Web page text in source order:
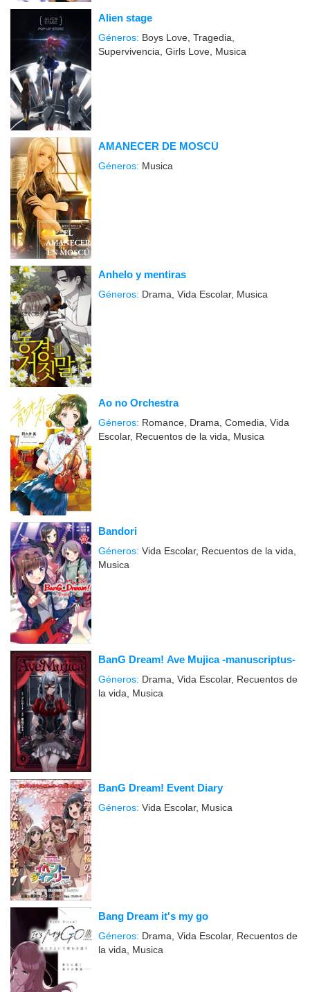
Alien stage
Géneros: Boys Love, Tragedia,
Supervivencia, Girls Love, Musica
AMANECER DE MOSCÚ
Géneros: Musica
Anhelo y mentiras
Géneros: Drama, Vida Escolar, Musica
Ao no Orchestra
Géneros: Romance, Drama, Comedia, Vida
Escolar, Recuentos de la vida, Musica
Bandori
Géneros: Vida Escolar, Recuentos de la vida,
Musica
BanG Dream! Ave Mujica -manuscriptus-
Géneros: Drama, Vida Escolar, Recuentos de
la vida, Musica
BanG Dream! Event Diary
Géneros: Vida Escolar, Musica
Bang Dream it's my go
Géneros: Drama, Vida Escolar, Recuentos de
la vida, Musica